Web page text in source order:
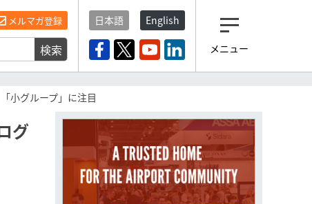
メルマガ登録
検索
日本語 English
メニュー
小グループ」に注目
グ
観光産業ニュース「トラベ
登録済みですよね？
もし未だ登録していないなら…
いますぐ登録する